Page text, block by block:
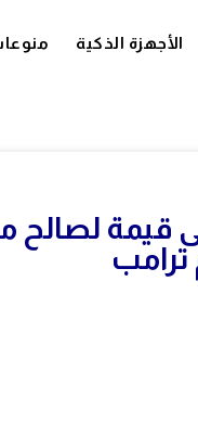
الأجهزة الذكية
قيمة